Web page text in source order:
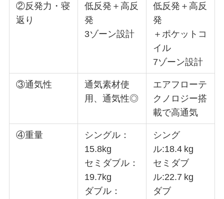
②反発力・寝
返り
低反発＋高反
発
3ゾーン設計
低反発＋高反
発
＋ポケットコ
イル
7ゾーン設計
③通気性
通気素材使
用、通気性◎
エアフローテ
クノロジー搭
載で高通気
④重量
シングル：
15.8kg
セミダブル：
19.7kg
ダブル：
シング
ル:18.4 kg
セミダブ
ル:22.7 kg
ダブ